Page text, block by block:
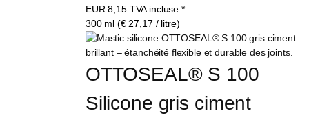
EUR8,15 TVA incluse *
300 ml (€ 27,17 / litre)
OTTOSEAL® S 100
Silicone gris ciment